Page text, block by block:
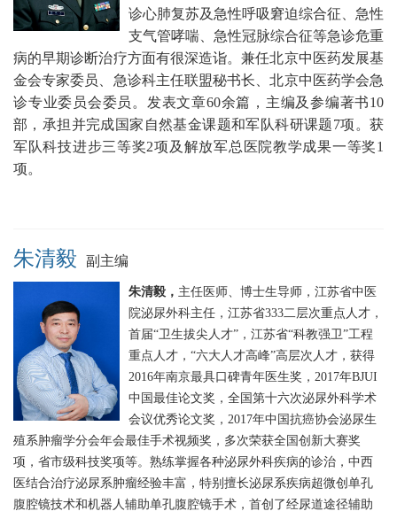
诊心肺复苏及急性呼吸窘迫综合征、急性
支气管哮喘、急性冠脉综合征等急诊危重
病的早期诊断治疗方面有很深造诣。兼任北京中医药发展基
金会专家委员、急诊科主任联盟秘书长 、北京中医药学会急
诊专业委员会委员。发表文章60余篇，主编及参编著书10
部，承担并完成国家自然基金课题和军队科研课题7项。获
军队科技进步三等奖2项及解放军总医院教学成果一等奖1
项。
朱清毅 副主编
朱清毅， 主任医师、博士生导师，江苏省中医
院泌尿外科主任，江苏省333二层次重点人才，
首届“卫生拔尖人才”，江苏省“科教强卫”工程
重点人才，“六大人才高峰”高层次人才，获得
2016年南京最具口碑青年医生奖，2017年BJUI
中国最佳论文奖，全国第十六次泌尿外科学术
会议优秀论文奖，2017年中国抗癌协会泌尿生
殖系肿瘤学分会年会最佳手术视频奖，多次荣获全国创新大赛奖
项，省市级科技奖项等。熟练掌握各种泌尿外科疾病的诊治，中西
医结合治疗泌尿系肿瘤经验丰富，特别擅长泌尿系疾病超微创单孔
腹腔镜技术和机器人辅助单孔腹腔镜手术，首创了经尿道途径辅助